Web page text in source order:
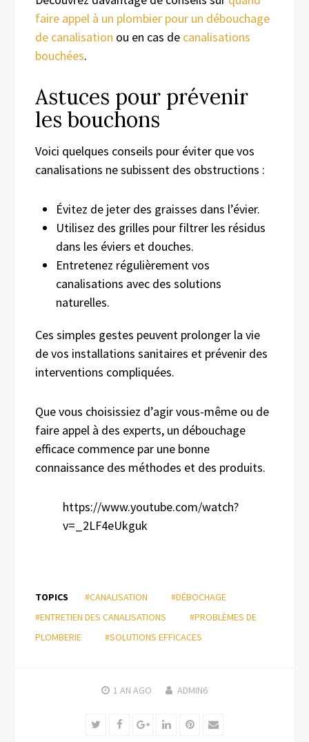
faire appel à un plombier pour un débouchage
de canalisation ou en cas de canalisations
bouchées.
Astuces pour prévenir
les bouchons
Voici quelques conseils pour éviter que vos
canalisations ne subissent des obstructions :
Évitez de jeter des graisses dans l’évier.
Utilisez des grilles pour filtrer les résidus
dans les éviers et douches.
Entretenez régulièrement vos
canalisations avec des solutions
naturelles.
Ces simples gestes peuvent prolonger la vie
de vos installations sanitaires et prévenir des
interventions compliquées.
Que vous choisissiez d’agir vous-même ou de
faire appel à des experts, un débouchage
efficace commence par une bonne
connaissance des méthodes et des produits.
https://www.youtube.com/watch?
v=_2LF4eUkguk
TOPICS #CANALISATION
#DÉBOCHAGE
#ENTRETIEN DES CANALISATIONS
#PROBLÈMES DE
PLOMBERIE
#SOLUTIONS EFFICACES
1 AN AGO ADMIN6
TwitterFacebookGoogle+LinkedInPinterest
Email